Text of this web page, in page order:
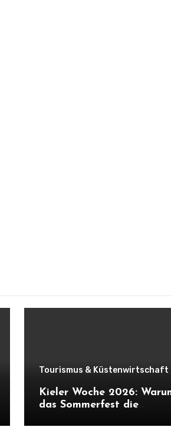
Tourismus & Küstenwirtschaft
Kieler Woche 2026:
das Sommerfest die